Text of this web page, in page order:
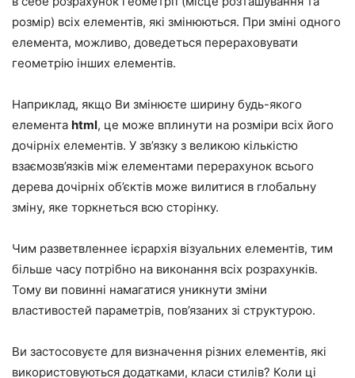
розмір) всіх елементів, які змінюються. При зміні одного
елемента, можливо, доведеться перераховувати
геометрію інших елементів.
Наприклад, якщо Ви змінюєте ширину будь-якого
елемента html, це може вплинути на розміри всіх його
дочірніх елементів. У зв’язку з великою кількістю
взаємозв’язків між елементами перерахунок всього
дерева дочірніх об’єктів може вилитися в глобальну
зміну, яке торкнеться всю сторінку.
Чим разветвленнее ієрархія візуальних елементів, тим
більше часу потрібно на виконання всіх розрахунків.
Тому ви повинні намагатися уникнути зміни
властивостей параметрів, пов’язаних зі структурою.
Ви застосовуєте для визначення різних елементів, які
використовуються додатками, класи стилів? Коли ці